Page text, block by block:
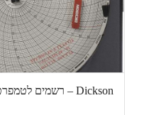
Dickson – רשמים לטמפרטורה